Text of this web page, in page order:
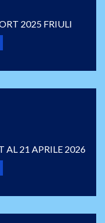
2025 FRIULI
AL 21 APRILE 2026